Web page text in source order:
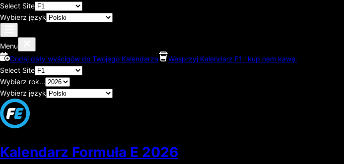
Select Site
Wybierz język
Menu
Dodaj daty wyścigów do Twojego Kalendarza
Wesprzyj Kalendarz F1 i kup nam kawę.
Select Site
Wybierz rok...
Wybierz język
Kalendarz Formuła E 2026